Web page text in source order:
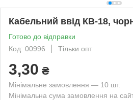
Кабельний ввід КВ-18,
Готово до відправки
Код: 00996
Тільки опт
3,30 ₴
Мінімальне замовлення — 10 шт.
Мінімальна сума замовлення на